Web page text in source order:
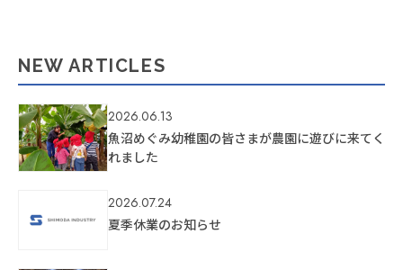
NEW ARTICLES
2026.06.13
魚沼めぐみ幼稚園の皆さまが農園に遊びに来てく
れました
2026.07.24
夏季休業のお知らせ